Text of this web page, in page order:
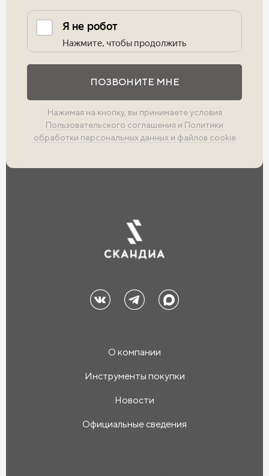
ПОЗВОНИТЕ МНЕ
Нажимая на кнопку, вы принимаете условия
Пользовательского соглашения и Политики
обработки персональных данных и файлов cookie
О компании
Инструменты покупки
Новости
Официальные сведения